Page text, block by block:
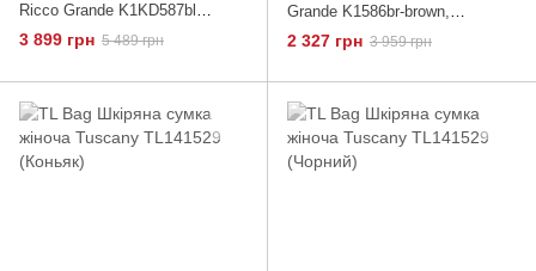
Ricco Grande K1KD587bl
чорного кольору для ділового
3 899 грн 5 489 грн
Grande K1586br-brown,
середня, натуральна шкіра,
діловий стиль, горизонтальна
2 327 грн 3 959 грн